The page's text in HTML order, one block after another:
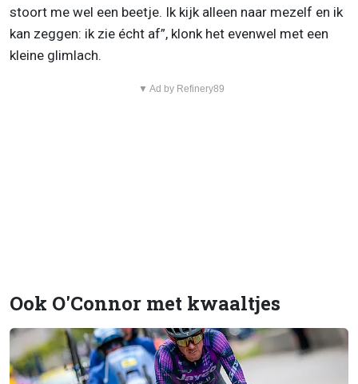
stoort me wel een beetje. Ik kijk alleen naar mezelf en ik
kan zeggen: ik zie écht af”, klonk het evenwel met een
kleine glimlach.
▼ Ad by Refinery89
Ook O'Connor met kwaaltjes